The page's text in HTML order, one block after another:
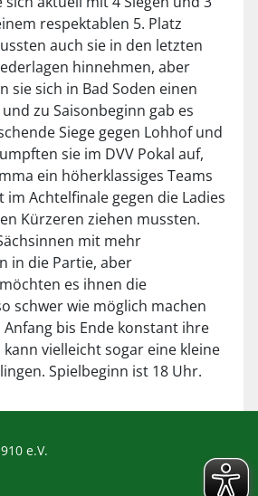
respektablen 5. Platz
auch sie in den letzten
hinnehmen, aber
sie sich in Bad Soden einen
zu Saisonbeginn gab es
Siege gegen Lohhof und
sie im DVV Pokal auf,
ein höherklassiges Teams
Achtelfinale gegen die Ladies
Kürzeren ziehen mussten.
mit mehr
in die Partie, aber
es ihnen die
schwer wie möglich machen
bis Ende konstant ihre
vielleicht sogar eine kleine
Spielbeginn ist 18 Uhr.
e.V.